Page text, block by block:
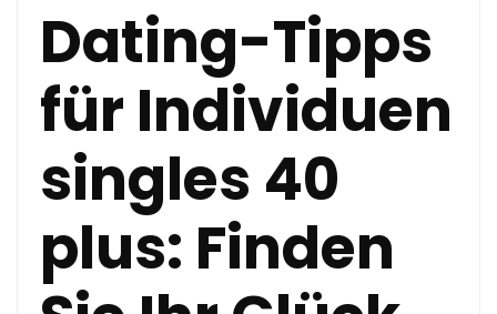
Dating-Tipps
für Individuen
singles 40
plus: Finden